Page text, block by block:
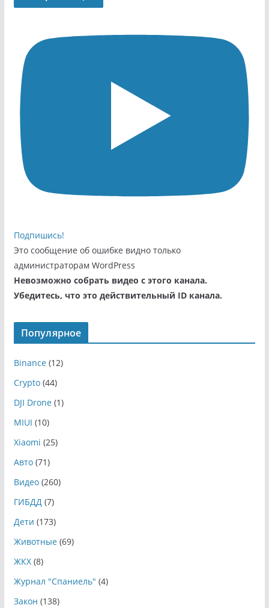
Подпишись!
Это сообщение об ошибке видно только
администраторам WordPress
Невозможно собрать видео с этого канала.
Убедитесь, что это действительный ID канала.
Популярное
Binance(12)
Crypto(44)
DJI Drone(1)
MIUI (10)
Xiaomi (25)
Авто(71)
Видео(260)
ГИБДД(7)
Дети (173)
Животные(69)
ЖКХ(8)
Журнал "Спаниель" (4)
Закон (138)